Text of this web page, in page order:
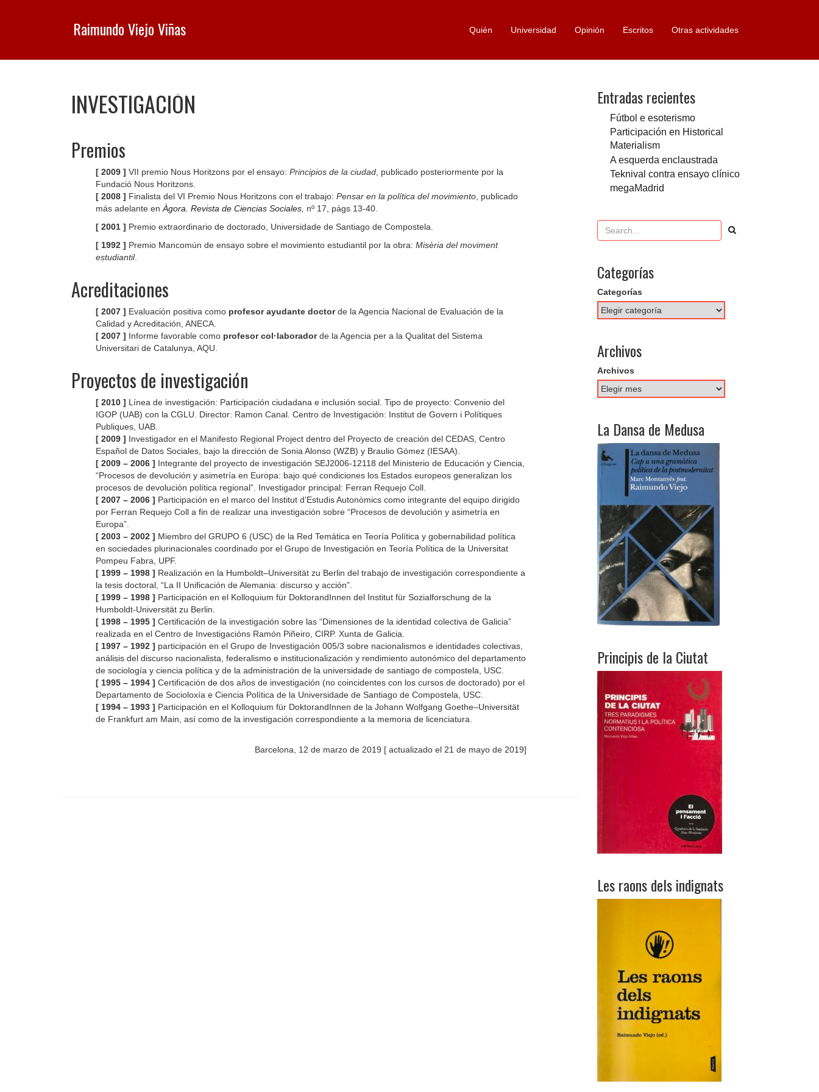
Raimundo Viejo Viñas Quién Universidad Opinión Escritos Otras actividades
INVESTIGACIÓN
Premios
[ 2009 ] VII premio Nous Horitzons por el ensayo: Principios de la ciudad , publicado posteriormente por la
Fundació Nous Horitzons.
[ 2008 ] Finalista del VI Premio Nous Horitzons con el trabajo: Pensar en la política del movimiento , publicado
más adelante en Àgora. Revista de Ciencias Sociales nº 17, págs 13-40.
[ 2001 ] Premio extraordinario de doctorado, Universidade de Santiago de Compostela.
[ 1992 ] Premio Mancomún de ensayo sobre el movimiento estudiantil por la obra: Misèria del moviment
estudiantil.
Acreditaciones
[ 2007 ] Evaluación positiva como profesor ayudante doctorde la Agencia Nacional de Evaluación de la
Calidad y Acreditación, ANECA.
[ 2007 ] Informe favorable como profesor col·laboradorde la Agencia per a la Qualitat del Sistema
Universitari de Catalunya, AQU.
Proyectos de investigación
[ 2010 ] Línea de investigación: Participación ciudadana e inclusión social. Tipo de proyecto: Convenio del
IGOP (UAB) con la CGLU. Director: Ramon Canal. Centro de Investigación: Institut de Govern i Polítiques
Publiques, UAB.
[ 2009 ] Investigador en el Manifesto Regional Project dentro del Proyecto de creación del CEDAS, Centro
Español de Datos Sociales, bajo la dirección de Sonia Alonso (WZB) y Braulio Gómez (IESAA).
[ 2009 – 2006 ] Integrante del proyecto de investigación SEJ2006-12118 del Ministerio de Educación y Ciencia,
“Procesos de devolución y asimetría en Europa: bajo qué condiciones los Estados europeos generalizan los
procesos de devolución política regional”. Investigador principal: Ferran Requejo Coll.
[ 2007 – 2006 ] Participación en el marco del Institut d’Estudis Autonòmics como integrante del equipo dirigido
por Ferran Requejo Coll a fin de realizar una investigación sobre “Procesos de devolución y asimetría en
Europa”.
[ 2003 – 2002 ] Miembro del GRUPO 6 (USC) de la Red Temática en Teoría Política y gobernabilidad política
en sociedades plurinacionales coordinado por el Grupo de Investigación en Teoría Política de la Universitat
Pompeu Fabra, UPF.
[ 1999 – 1998 ] Realización en la Humboldt–Universität zu Berlin del trabajo de investigación correspondiente a
la tesis doctoral, “La II Unificación de Alemania: discurso y acción”.
[ 1999 – 1998 ] Participación en el Kolloquium für DoktorandInnen del Institut für Sozialforschung de la
Humboldt-Universität zu Berlin.
[ 1998 – 1995 ] Certificación de la investigación sobre las “Dimensiones de la identidad colectiva de Galicia”
realizada en el Centro de Investigacións Ramón Piñeiro, CIRP. Xunta de Galicia.
[ 1997 – 1992 ] participación en el Grupo de Investigación 005/3 sobre nacionalismos e identidades colectivas,
análisis del discurso nacionalista, federalismo e institucionalización y rendimiento autonómico del departamento
de sociología y ciencia política y de la administración de la universidade de santiago de compostela, USC.
[ 1995 – 1994 ] Certificación de dos años de investigación (no coincidentes con los cursos de doctorado) por el
Departamento de Socioloxía e Ciencia Política de la Universidade de Santiago de Compostela, USC.
[ 1994 – 1993 ] Participación en el Kolloquium für DoktorandInnen de la Johann Wolfgang Goethe–Universität
de Frankfurt am Main, así como de la investigación correspondiente a la memoria de licenciatura.
Barcelona, 12 de marzo de 2019 [ actualizado el 21 de mayo de 2019]
Entradas recientes
Fútbol e esoterismo
Participación en Historical
Materialism
A esquerda enclaustrada
Teknival contra ensayo clínico
megaMadrid
Categorías
Categorías
Archivos
Archivos
La Dansa de Medusa
Principis de la Ciutat
Les raons dels indignats